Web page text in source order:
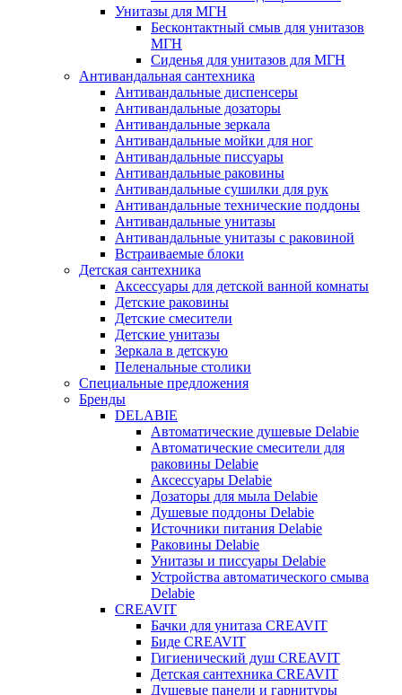
Унитазы для МГН
Бесконтактный смыв для унитазов
МГН
Сиденья для унитазов для МГН
Антивандальная сантехника
Антивандальные диспенсеры
Антивандальные дозаторы
Антивандальные зеркала
Антивандальные мойки для ног
Антивандальные писсуары
Антивандальные раковины
Антивандальные сушилки для рук
Антивандальные технические поддоны
Антивандальные унитазы
Антивандальные унитазы с раковиной
Встраиваемые блоки
Детская сантехника
Аксессуары для детской ванной комнаты
Детские раковины
Детские смесители
Детские унитазы
Зеркала в детскую
Пеленальные столики
Специальные предложения
Бренды
DELABIE
Автоматические душевые Delabie
Автоматические смесители для
раковины Delabie
Аксессуары Delabie
Дозаторы для мыла Delabie
Душевые поддоны Delabie
Источники питания Delabie
Раковины Delabie
Унитазы и писсуары Delabie
Устройства автоматического смыва
Delabie
CREAVIT
Бачки для унитаза CREAVIT
Биде CREAVIT
Гигиенический душ CREAVIT
Детская сантехника CREAVIT
Душевые панели и гарнитуры